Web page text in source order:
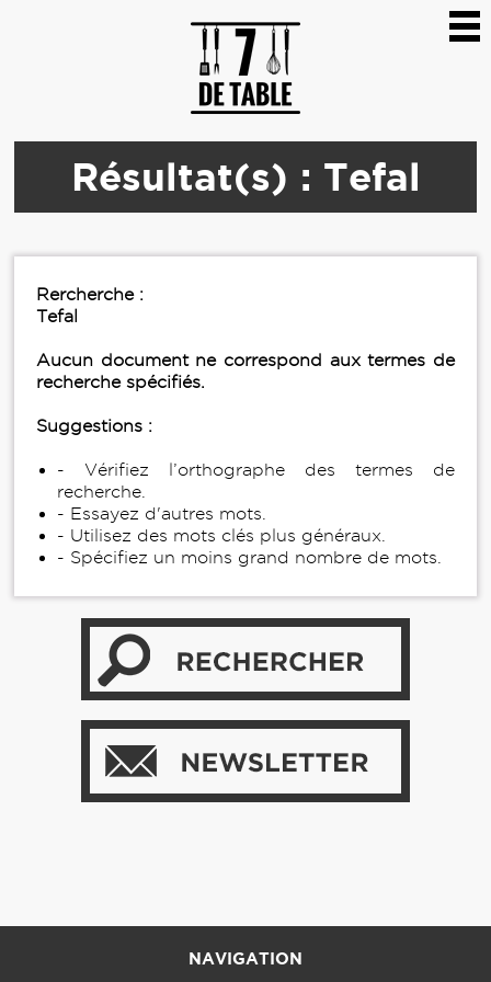
Résultat(s) : Tefal
Rercherche :
Tefal
Aucun document ne correspond aux termes de
recherche spécifiés.
Suggestions :
- Vérifiez l’orthographe des termes de
recherche.
- Essayez d'autres mots.
- Utilisez des mots clés plus généraux.
- Spécifiez un moins grand nombre de mots.
NAVIGATION